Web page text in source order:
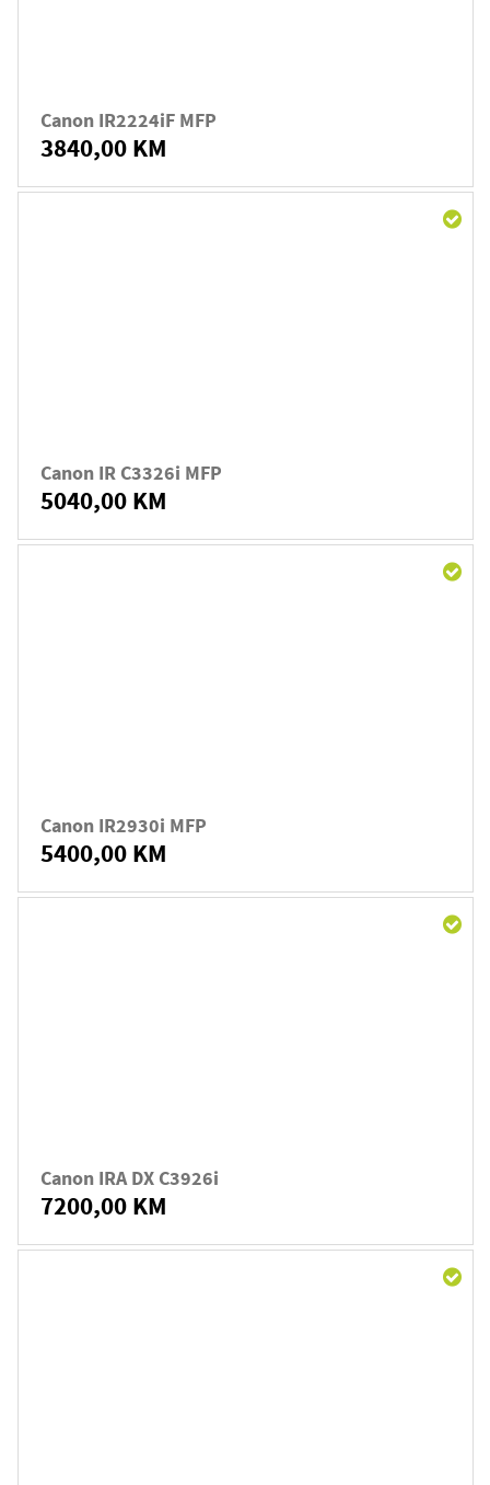
Canon IR2224iF MFP
3840,00 KM
Canon IR C3326i MFP
5040,00 KM
Canon IR2930i MFP
5400,00 KM
Canon IRA DX C3926i
7200,00 KM